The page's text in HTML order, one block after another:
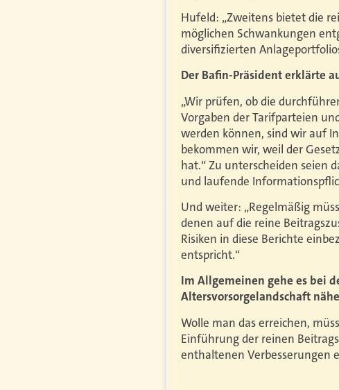
Hufeld: „Zweitens bietet die
möglichen Schwankungen
diversifizierten
Der Bafin-Präsident erklärte
„Wir prüfen, ob die
Vorgaben der Tarifparteien
werden können, sind wir auf
bekommen wir, weil der
hat.“ Zu unterscheiden seien
und laufende
Und weiter: „Regelmäßig
denen auf die reine
Risiken in diese Berichte
entspricht.“
Im Allgemeinen gehe es bei
Altersvorsorgelandschaft
Wolle man das erreichen,
Einführung der reinen
enthaltenen Verbesserungen